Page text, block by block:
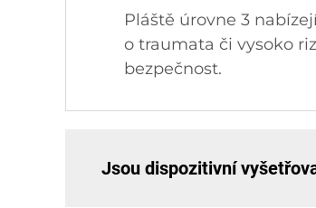
Pláště úrovne 3
o traumata či vysoko
bezpečnost.
Jsou dispozitivní